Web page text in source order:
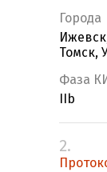
Города
Томск,
Фаза КИ
IIb
2.